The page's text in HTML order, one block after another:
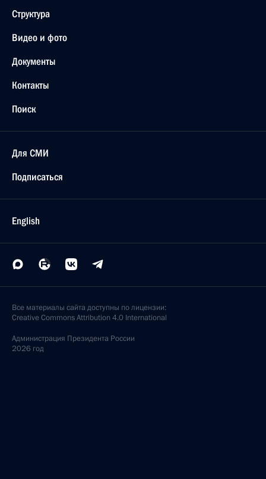
Структура
Видео и фото
Документы
Контакты
Поиск
Для СМИ
Подписаться
English
Все материалы сайта доступны по лицензии:
Creative Commons Attribution 4.0 International
Администрация Президента России
2026 год